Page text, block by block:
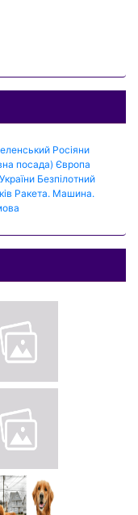
Росіяни
посада) Європа
Безпілотний
Ракета. Машина.